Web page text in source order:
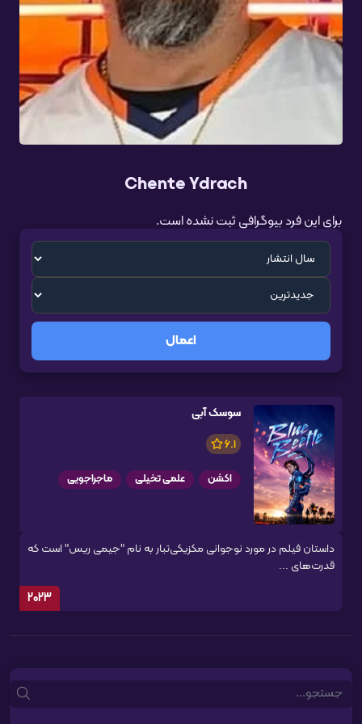
Chente Ydrach
برای این فرد بیوگرافی ثبت نشده است.
اعمال
سوسک آبی
6.1
اکشن علمی تخیلی ماجراجویی
داستان فیلم در مورد نوجوانی مکزیکی‌تبار به نام "جیمی ریس" است که
قدرت‌های ...
2023
Search